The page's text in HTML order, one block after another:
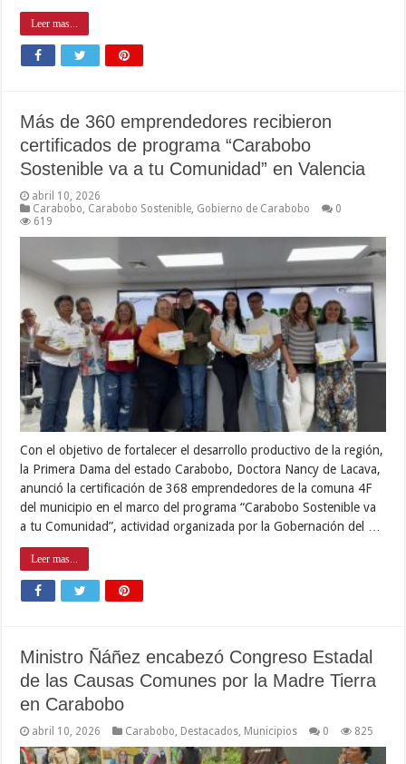
Leer mas...
Más de 360 emprendedores recibieron
certificados de programa “Carabobo
Sostenible va a tu Comunidad” en Valencia
abril 10, 2026
Carabobo, Carabobo Sostenible, Gobierno de Carabobo
0
619
Con el objetivo de fortalecer el desarrollo productivo de la región,
la Primera Dama del estado Carabobo, Doctora Nancy de Lacava,
anunció la certificación de 368 emprendedores de la comuna 4F
del municipio en el marco del programa “Carabobo Sostenible va
a tu Comunidad”, actividad organizada por la Gobernación del …
Leer mas...
Ministro Ñáñez encabezó Congreso Estadal
de las Causas Comunes por la Madre Tierra
en Carabobo
abril 10, 2026 Carabobo, Destacados, Municipios 0 825